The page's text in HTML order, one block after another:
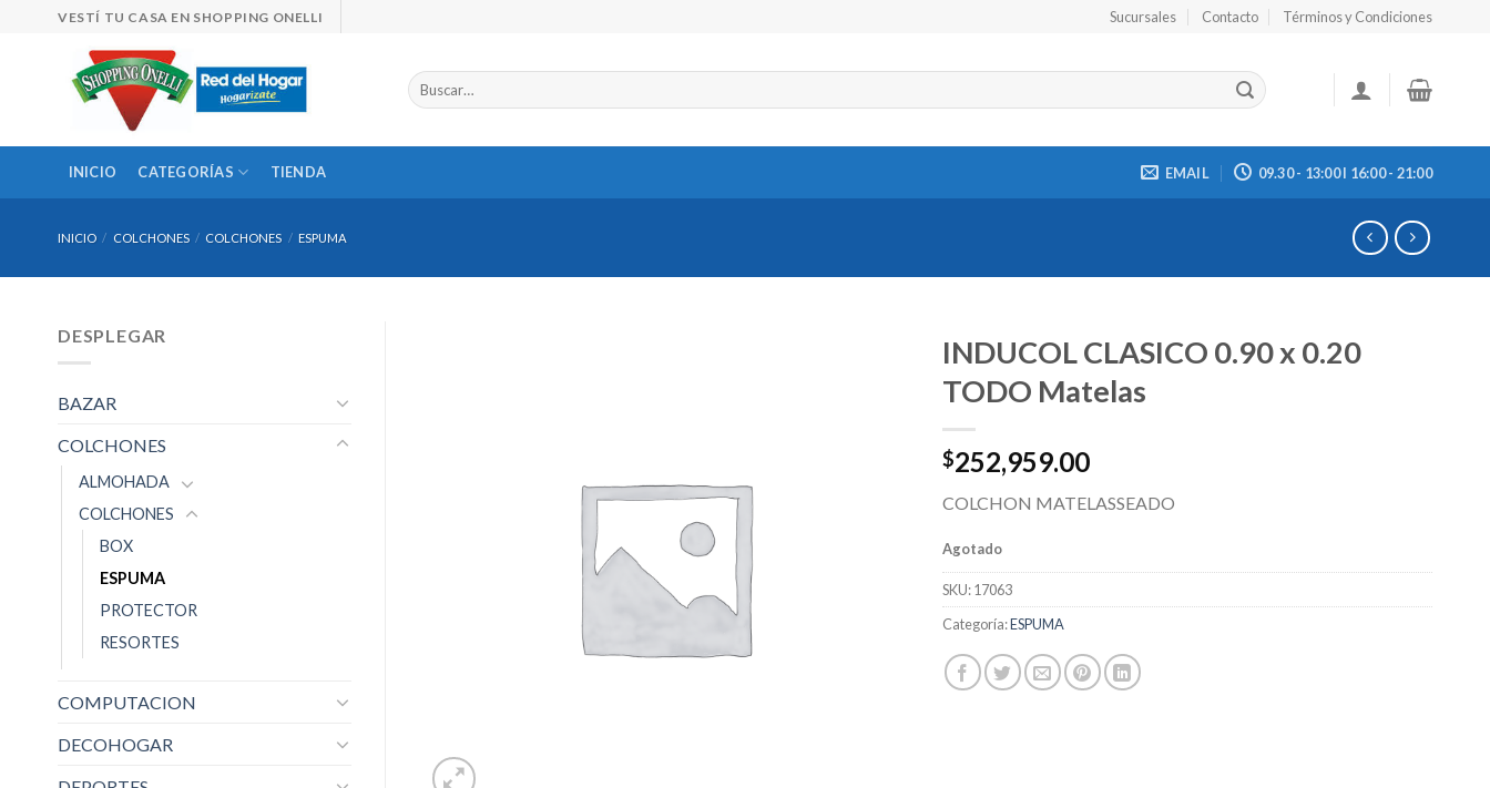
VESTÍ TU CASA EN SHOPPING ONELLI Sucursales Contacto Términos y Condiciones
Buscar
por:
INICIO CATEGORÍAS TIENDA EMAIL 09.30 - 13:00 I 16:00 - 21:00
INICIO / COLCHONES / COLCHONES / ESPUMA
DESPLEGAR
BAZAR
COLCHONES
ALMOHADA
COLCHONES
BOX
ESPUMA
PROTECTOR
RESORTES
COMPUTACION
DECOHOGAR
INDUCOL CLASICO 0.90 x 0.20
TODO Matelas
$252,959.00
COLCHON MATELASSEADO
Agotado
SKU:17063
Categoría:ESPUMA